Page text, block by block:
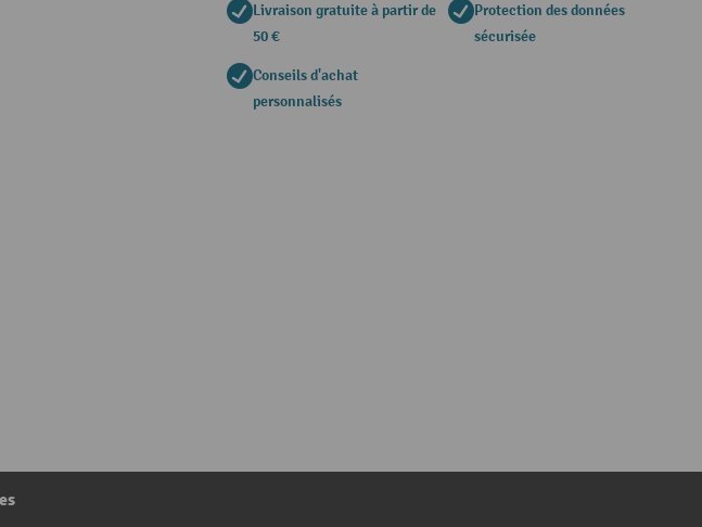
Livraison gratuite à partir de
50 €
Protection des données
sécurisée
Conseils d'achat
personnalisés